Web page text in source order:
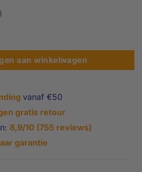
)
aan winkelwagen
vanaf €50
gratis retour
8,9/10 (755 reviews)
garantie